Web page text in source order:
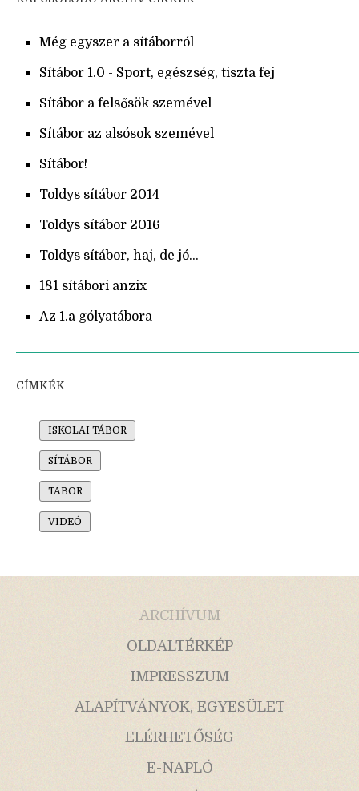
Még egyszer a sítáborról
Sítábor 1.0 - Sport, egészség, tiszta fej
Sítábor a felsősök szemével
Sítábor az alsósok szemével
Sítábor!
Toldys sítábor 2014
Toldys sítábor 2016
Toldys sítábor, haj, de jó...
181 sítábori anzix
Az 1.a gólyatábora
CÍMKÉK
ISKOLAI TÁBOR
SÍTÁBOR
TÁBOR
VIDEÓ
ARCHÍVUM
OLDALTÉRKÉP
IMPRESSZUM
ALAPÍTVÁNYOK, EGYESÜLET
ELÉRHETŐSÉG
E-NAPLÓ